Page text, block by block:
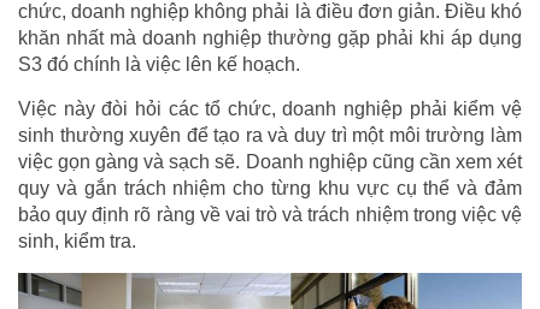
chức, doanh nghiệp không phải là điều đơn giản. Điều khó
khăn nhất mà doanh nghiệp thường gặp phải khi áp dụng
S3 đó chính là việc lên kế hoạch.
Việc này đòi hỏi các tổ chức, doanh nghiệp phải kiểm vệ
sinh thường xuyên để tạo ra và duy trì một môi trường làm
việc gọn gàng và sạch sẽ. Doanh nghiệp cũng cần xem xét
quy và gắn trách nhiệm cho từng khu vực cụ thể và đảm
bảo quy định rõ ràng về vai trò và trách nhiệm trong việc vệ
sinh, kiểm tra.